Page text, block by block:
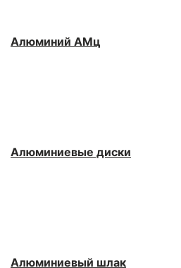
Алюминий АМц
Алюминиевые диски
Алюминиевый шлак